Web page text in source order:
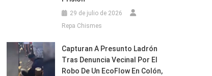
29 de julio de 2026
Repa Chismes
Capturan A Presunto Ladrón
Tras Denuncia Vecinal Por El
Robo De Un EcoFlow En Colón,